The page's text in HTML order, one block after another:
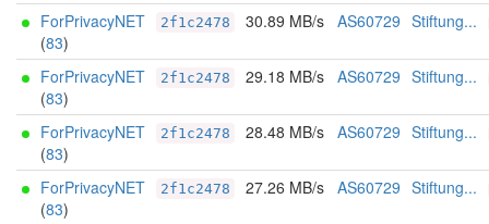
ForPrivacyNET
(83)
2f1c2478 30.89 MB/s AS60729 Stiftung...
ForPrivacyNET
(83)
2f1c2478 29.18 MB/s AS60729 Stiftung...
ForPrivacyNET
(83)
2f1c2478 28.48 MB/s AS60729 Stiftung...
ForPrivacyNET
(83)
2f1c2478 27.26 MB/s AS60729 Stiftung...